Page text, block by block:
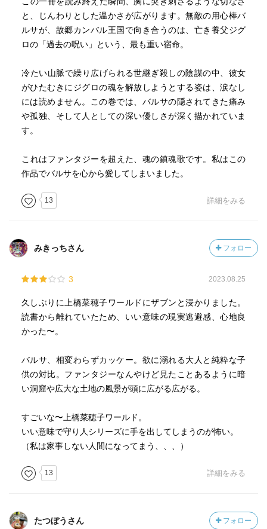
と、じんわりとした温かさが広がります。無敵の用心棒バ
ルサが、故郷カンバル王国で向き合うのは、亡き養父ジグ
ロの「過去の呪い」という、最も重い宿命。
​冷たい山脈で繰り広げられる世継ぎ殺しの陰謀の中、彼女
がひたむきにジグロの魂を解放しようとする姿は、涙なし
には読めません。この巻では、バルサの隠されてきた痛み
や孤独、そして人としての深い優しさが深く描かれていま
す。
​これはファンタジーを超えた、魂の鎮魂歌です。私はこの
作品でバルサを心から愛してしまいました。
13 詳細をみる
みきっちさん フォロー
3 2023.08.25
久しぶりに上橋菜穂子ワールドにザブンと浸かりました。
読書から離れていたため、いい意味の現実逃避感、心地良
かった〜。
バルサ、相変わらずカッケー。欲に溺れる大人と純粋な子
供の対比。ファンタジーなんやけど見たことあるように暗
い洞窟や広大な土地の風景が頭に広がる広がる。
すごいな〜上橋菜穂子ワールド。
いい意味で守り人シリーズに手を出してしまうのが怖い。
（私は家事しない人間になってまう、、、）
13 詳細をみる
たつぼうさん フォロー